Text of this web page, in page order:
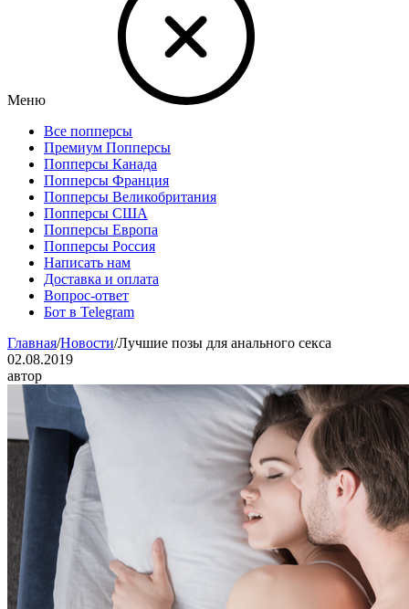
Меню
Все попперсы
Премиум Попперсы
Попперсы Канада
Попперсы Франция
Попперсы Великобритания
Попперсы США
Попперсы Европа
Попперсы Россия
Написать нам
Доставка и оплата
Вопрос-ответ
Бот в Telegram
Главная/Новости/Лучшие позы для анального секса
02.08.2019
автор